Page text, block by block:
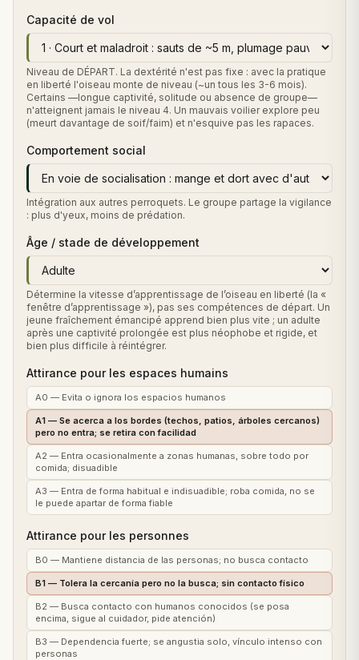
Capacité de vol
Niveau de DÉPART. La dextérité n'est pas fixe : avec la pratique
en liberté l'oiseau monte de niveau (~un tous les 3-6 mois).
Certains —longue captivité, solitude ou absence de groupe—
n'atteignent jamais le niveau 4. Un mauvais voilier explore peu
(meurt davantage de soif/faim) et n'esquive pas les rapaces.
Comportement social
Intégration aux autres perroquets. Le groupe partage la vigilance
: plus d'yeux, moins de prédation.
Âge / stade de développement
Détermine la vitesse d’apprentissage de l’oiseau en liberté (la «
fenêtre d’apprentissage »), pas ses compétences de départ. Un
jeune fraîchement émancipé apprend bien plus vite ; un adulte
après une captivité prolongée est plus néophobe et rigide, et
bien plus difficile à réintégrer.
Attirance pour les espaces humains
A0 — Evita o ignora los espacios humanos
A1 — Se acerca a los bordes (techos, patios, árboles cercanos)
pero no entra; se retira con facilidad
A2 — Entra ocasionalmente a zonas humanas, sobre todo por
comida; disuadible
A3 — Entra de forma habitual e indisuadible; roba comida, no se
le puede apartar de forma fiable
Attirance pour les personnes
B0 — Mantiene distancia de las personas; no busca contacto
B1 — Tolera la cercanía pero no la busca; sin contacto físico
B2 — Busca contacto con humanos conocidos (se posa
encima, sigue al cuidador, pide atención)
B3 — Dependencia fuerte; se angustia solo, vínculo intenso con
personas